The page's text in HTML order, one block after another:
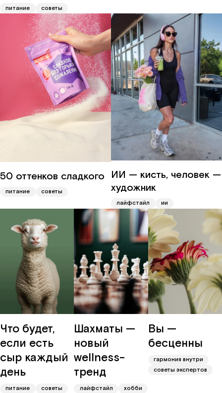
питание советы
50 оттенков сладкого
питание советы
ИИ — кисть, человек —
художник
лайфстайл ии
Что будет,
если есть
сыр каждый
день
питание советы
Шахматы —
новый
wellness-
тренд
лайфстайл хобби
Вы —
бесценны
гармония внутри
советы экспертов